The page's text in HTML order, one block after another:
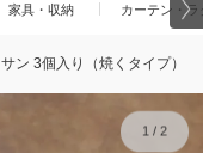
家具・収納 カーテン・
ン 3個入り（焼くタイプ）
1/ 2